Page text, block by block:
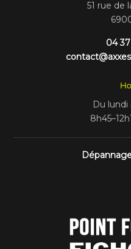
51 rue de
04
Du lundi